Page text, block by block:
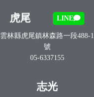
虎尾 LINE
雲林縣虎尾鎮林森路一段488-1
號
05-6337155
志光